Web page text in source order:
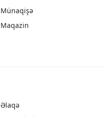
Münaqişə
Maqazin
Əlaqə